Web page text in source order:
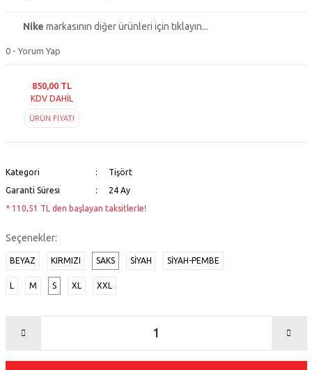
Nike markasının diğer ürünleri için tıklayın...
0 - Yorum Yap
850,00 TL
KDV DAHİL
ÜRÜN FİYATI
Kategori
Tişört
Garanti Süresi
24 Ay
* 110,51 TL den başlayan taksitlerle!
Seçenekler:
BEYAZ KIRMIZI SAKS SİYAH SIYAH-PEMBE
L M S XL XXL